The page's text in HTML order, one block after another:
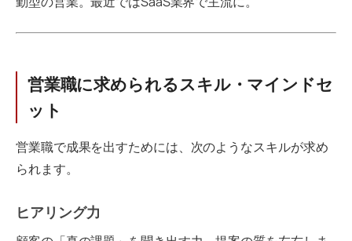
営業職に求められるスキル・マインドセ
ット
営業職で成果を出すためには、次のようなスキルが求め
られます。
ヒアリング力